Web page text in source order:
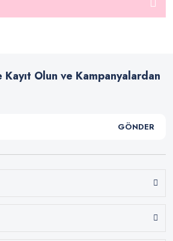
Olun ve Kampanyalardan
GÖNDER